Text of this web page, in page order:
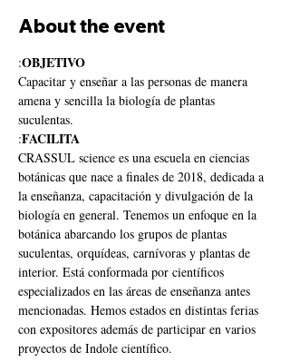
About the event
:OBJETIVO
Capacitar y enseñar a las personas de manera
amena y sencilla la biología de plantas
suculentas.
:FACILITA
CRASSUL science es una escuela en ciencias
botánicas que nace a finales de 2018, dedicada a
la enseñanza, capacitación y divulgación de la
biología en general. Tenemos un enfoque en la
botánica abarcando los grupos de plantas
suculentas, orquídeas, carnívoras y plantas de
interior. Está conformada por científicos
especializados en las áreas de enseñanza antes
mencionadas. Hemos estados en distintas ferias
con expositores además de participar en varios
proyectos de Indole científico.